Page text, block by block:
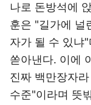
나로 돈방석에
훈은 "길가에 널
자가 될 수 있냐
쏟아낸다. 이에
진짜 백만장자
수준"이라며 뜻